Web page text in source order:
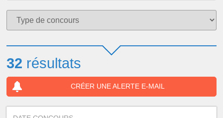
32 résultats
CRÉER UNE ALERTE E-MAIL